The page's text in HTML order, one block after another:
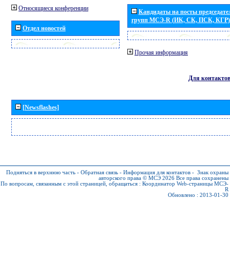
Относящиеся конференции
Отдел новостей
Кандидаты на посты
групп МСЭ-R (ИК, СК, ПСК, КГР)
Прочая информация
Для контактов
[Newsflashes]
Подняться в верхнюю часть - Обратная связь - Информация для контактов - Знак охраны
авторского права © МСЭ 2026 Все права сохранены
По вопросам, связанным с этой страницей, обращаться : Координатор Web-страницы МСЭ-
R
Обновлено : 2013-01-30